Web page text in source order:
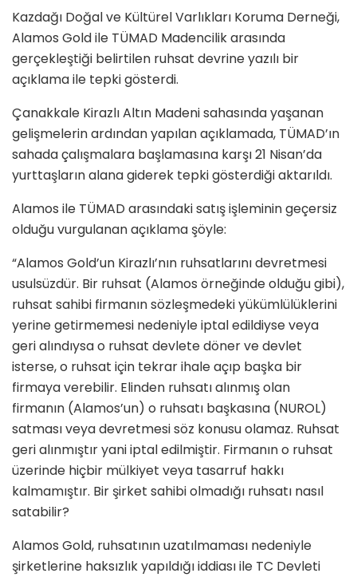
Kazdağı Doğal ve Kültürel Varlıkları Koruma Derneği,
Alamos Gold ile TÜMAD Madencilik arasında
gerçekleştiği belirtilen ruhsat devrine yazılı bir
açıklama ile tepki gösterdi.
Çanakkale Kirazlı Altın Madeni sahasında yaşanan
gelişmelerin ardından yapılan açıklamada, TÜMAD’ın
sahada çalışmalara başlamasına karşı 21 Nisan’da
yurttaşların alana giderek tepki gösterdiği aktarıldı.
Alamos ile TÜMAD arasındaki satış işleminin geçersiz
olduğu vurgulanan açıklama şöyle:
“Alamos Gold’un Kirazlı’nın ruhsatlarını devretmesi
usulsüzdür. Bir ruhsat (Alamos örneğinde olduğu gibi),
ruhsat sahibi firmanın sözleşmedeki yükümlülüklerini
yerine getirmemesi nedeniyle iptal edildiyse veya
geri alındıysa o ruhsat devlete döner ve devlet
isterse, o ruhsat için tekrar ihale açıp başka bir
firmaya verebilir. Elinden ruhsatı alınmış olan
firmanın (Alamos’un) o ruhsatı başkasına (NUROL)
satması veya devretmesi söz konusu olamaz. Ruhsat
geri alınmıştır yani iptal edilmiştir. Firmanın o ruhsat
üzerinde hiçbir mülkiyet veya tasarruf hakkı
kalmamıştır. Bir şirket sahibi olmadığı ruhsatı nasıl
satabilir?
Alamos Gold, ruhsatının uzatılmaması nedeniyle
şirketlerine haksızlık yapıldığı iddiası ile TC Devleti